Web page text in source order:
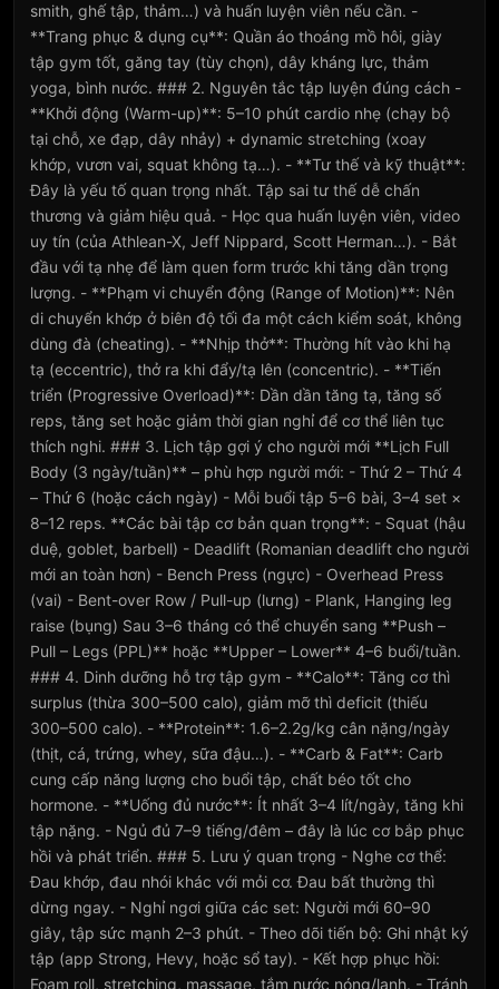
smith, ghế tập, thảm…) và huấn luyện viên nếu cần. -
**Trang phục & dụng cụ**: Quần áo thoáng mồ hôi, giày
tập gym tốt, găng tay (tùy chọn), dây kháng lực, thảm
yoga, bình nước. ### 2. Nguyên tắc tập luyện đúng cách -
**Khởi động (Warm-up)**: 5–10 phút cardio nhẹ (chạy bộ
tại chỗ, xe đạp, dây nhảy) + dynamic stretching (xoay
khớp, vươn vai, squat không tạ…). - **Tư thế và kỹ thuật**:
Đây là yếu tố quan trọng nhất. Tập sai tư thế dễ chấn
thương và giảm hiệu quả. - Học qua huấn luyện viên, video
uy tín (của Athlean-X, Jeff Nippard, Scott Herman…). - Bắt
đầu với tạ nhẹ để làm quen form trước khi tăng dần trọng
lượng. - **Phạm vi chuyển động (Range of Motion)**: Nên
di chuyển khớp ở biên độ tối đa một cách kiểm soát, không
dùng đà (cheating). - **Nhịp thở**: Thường hít vào khi hạ
tạ (eccentric), thở ra khi đẩy/tạ lên (concentric). - **Tiến
triển (Progressive Overload)**: Dần dần tăng tạ, tăng số
reps, tăng set hoặc giảm thời gian nghỉ để cơ thể liên tục
thích nghi. ### 3. Lịch tập gợi ý cho người mới **Lịch Full
Body (3 ngày/tuần)** – phù hợp người mới: - Thứ 2 – Thứ 4
– Thứ 6 (hoặc cách ngày) - Mỗi buổi tập 5–6 bài, 3–4 set ×
8–12 reps. **Các bài tập cơ bản quan trọng**: - Squat (hậu
duệ, goblet, barbell) - Deadlift (Romanian deadlift cho người
mới an toàn hơn) - Bench Press (ngực) - Overhead Press
(vai) - Bent-over Row / Pull-up (lưng) - Plank, Hanging leg
raise (bụng) Sau 3–6 tháng có thể chuyển sang **Push –
Pull – Legs (PPL)** hoặc **Upper – Lower** 4–6 buổi/tuần.
### 4. Dinh dưỡng hỗ trợ tập gym - **Calo**: Tăng cơ thì
surplus (thừa 300–500 calo), giảm mỡ thì deficit (thiếu
300–500 calo). - **Protein**: 1.6–2.2g/kg cân nặng/ngày
(thịt, cá, trứng, whey, sữa đậu…). - **Carb & Fat**: Carb
cung cấp năng lượng cho buổi tập, chất béo tốt cho
hormone. - **Uống đủ nước**: Ít nhất 3–4 lít/ngày, tăng khi
tập nặng. - Ngủ đủ 7–9 tiếng/đêm – đây là lúc cơ bắp phục
hồi và phát triển. ### 5. Lưu ý quan trọng - Nghe cơ thể:
Đau khớp, đau nhói khác với mỏi cơ. Đau bất thường thì
dừng ngay. - Nghỉ ngơi giữa các set: Người mới 60–90
giây, tập sức mạnh 2–3 phút. - Theo dõi tiến bộ: Ghi nhật ký
tập (app Strong, Hevy, hoặc sổ tay). - Kết hợp phục hồi:
Foam roll, stretching, massage, tắm nước nóng/lạnh. - Tránh